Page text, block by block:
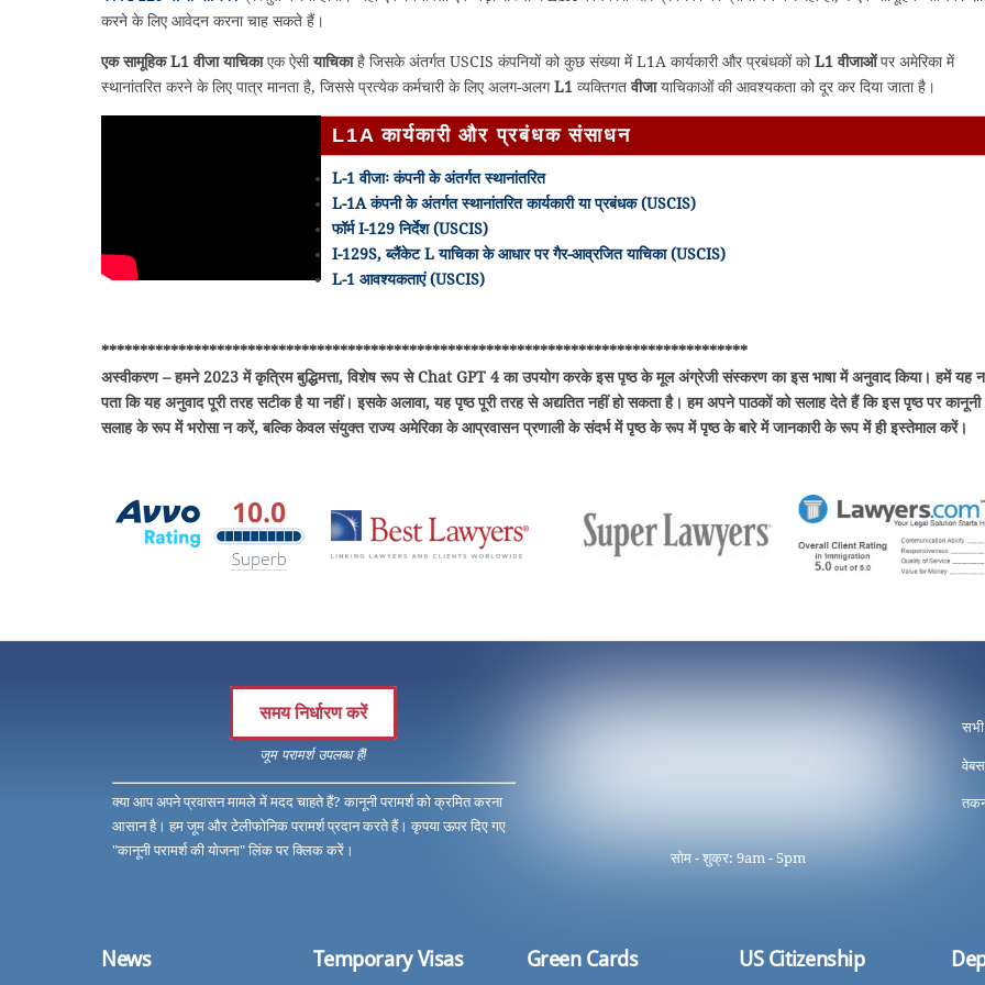
करने के लिए आवेदन करना चाह सकते हैं।
एक सामूहिक L1 वीजा याचिकाएक ऐसीयाचिकाहै जिसके अंतर्गत USCIS कंपनियों को कुछ संख्या में L1A कार्यकारी और प्रबंधकों कोL1 वीजाओंपर अमेरिका में
स्थानांतरित करने के लिए पात्र मानता है, जिससे प्रत्येक कर्मचारी के लिए अलग-अलगL1 व्यक्तिगतवीजायाचिकाओं की आवश्यकता को दूर कर दिया जाता है।
L1A कार्यकारी और प्रबंधक संसाधन
L-1 वीजाः कंपनी के अंतर्गत स्थानांतरित
L-1A कंपनी के अंतर्गत स्थानांतरित कार्यकारी या प्रबंधक (USCIS)
फॉर्म I-129 निर्देश (USCIS)
I-129S, ब्लैंकेट L याचिका के आधार पर गैर-आव्रजित याचिका (USCIS)
L-1 आवश्यकताएं (USCIS)
************************************************************************************
अस्वीकरण – हमने 2023 में कृत्रिम बुद्धिमत्ता, विशेष रूप से Chat GPT 4 का उपयोग करके इस पृष्ठ के मूल अंग्रेजी संस्करण का इस भाषा में अनुवाद किया। हमें यह
पता कि यह अनुवाद पूरी तरह सटीक है या नहीं। इसके अलावा, यह पृष्ठ पूरी तरह से अद्यतित नहीं हो सकता है। हम अपने पाठकों को सलाह देते हैं कि इस पृष्ठ पर कानूनी
सलाह के रूप में भरोसा न करें, बल्कि केवल संयुक्त राज्य अमेरिका के आप्रवासन प्रणाली के संदर्भ में पृष्ठ के रूप में पृष्ठ के बारे में जानकारी के रूप में ही इस्तेमाल करें।
समय निर्धारण करें
जूम परामर्श उपलब्ध हैं!
क्या आप अपने प्रवासन मामले में मदद चाहते हैं? कानूनी परामर्श को क्रमित करना
आसान है। हम जूम और टेलीफोनिक परामर्श प्रदान करते हैं। कृपया ऊपर दिए गए
"कानूनी परामर्श की योजना" लिंक पर क्लिक करें।
सोम - शुक्र: 9am - 5pm
News Temporary Visas Green Cards US Citizenship